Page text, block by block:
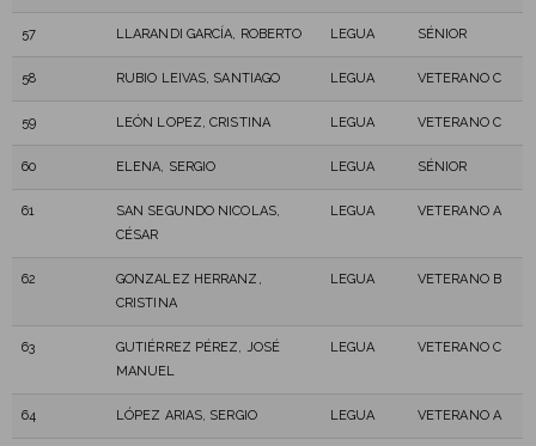
57 LLARANDI GARCÍA, ROBERTO LEGUA SÉNIOR
58 RUBIO LEIVAS, SANTIAGO LEGUA VETERANO C
59 LEÓN LOPEZ, CRISTINA LEGUA VETERANO C
60 ELENA, SERGIO LEGUA SÉNIOR
61
SAN SEGUNDO NICOLAS,
CÉSAR
LEGUA VETERANO A
62
GONZALEZ HERRANZ,
CRISTINA
LEGUA VETERANO B
63
GUTIÉRREZ PÉREZ, JOSÉ
MANUEL
LEGUA VETERANO C
64 LÓPEZ ARIAS, SERGIO LEGUA VETERANO A